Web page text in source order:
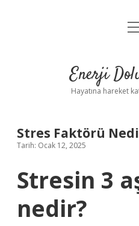
Yasal
Enerji
Hayatına hareket
Stres Faktörü
Tarih: Ocak 12, 2025
Stresin 3
nedir?